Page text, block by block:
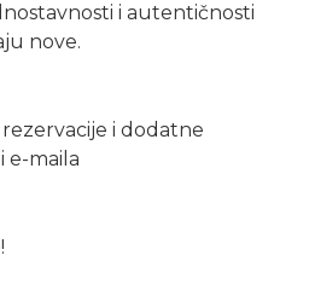
i autentičnosti
nove.
i dodatne
e-maila